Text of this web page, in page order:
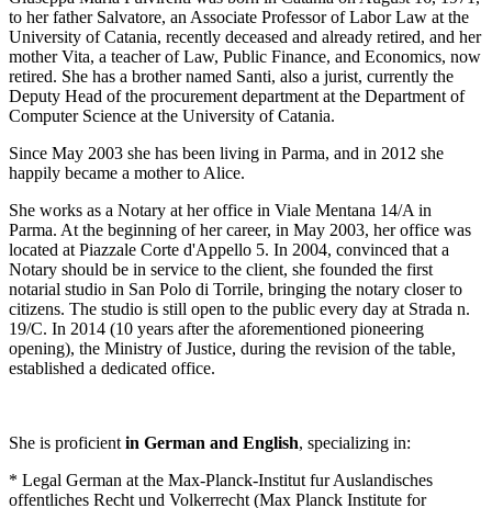
to her father Salvatore, an Associate Professor of Labor Law at the
University of Catania, recently deceased and already retired, and her
mother Vita, a teacher of Law, Public Finance, and Economics, now
retired. She has a brother named Santi, also a jurist, currently the
Deputy Head of the procurement department at the Department of
Computer Science at the University of Catania.
Since May 2003 she has been living in Parma, and in 2012 she
happily became a mother to Alice.
She works as a Notary at her office in Viale Mentana 14/A in
Parma. At the beginning of her career, in May 2003, her office was
located at Piazzale Corte d'Appello 5. In 2004, convinced that a
Notary should be in service to the client, she founded the first
notarial studio in San Polo di Torrile, bringing the notary closer to
citizens. The studio is still open to the public every day at Strada n.
19/C. In 2014 (10 years after the aforementioned pioneering
opening), the Ministry of Justice, during the revision of the table,
established a dedicated office.
She is proficient in German and English, specializing in:
* Legal German at the Max-Planck-Institut fur Auslandisches
offentliches Recht und Volkerrecht (Max Planck Institute for